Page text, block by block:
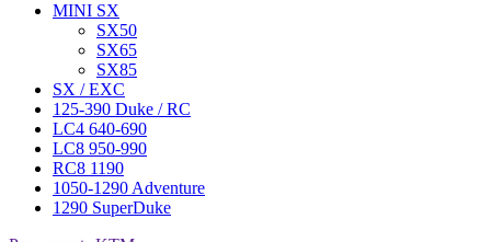
MINI SX
SX50
SX65
SX85
SX / EXC
125-390 Duke / RC
LC4 640-690
LC8 950-990
RC8 1190
1050-1290 Adventure
1290 SuperDuke